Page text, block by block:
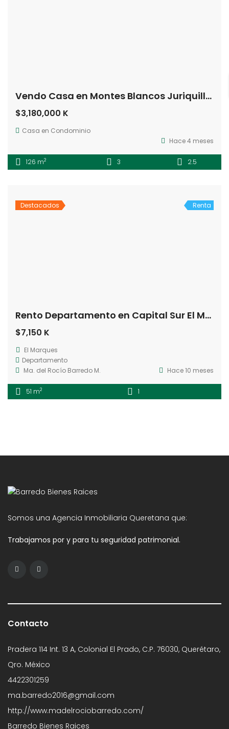
Vendo Casa en Montes Blancos Juriquilla Querétaro
$3,180,000 K
Casa en Condominio
Hace 4 meses
126 m2 3 2.5
Destacados Renta
Rento Departamento en Capital Sur El Marques Querétaro
$7,150 K
El Marques
Departamento
Ma. del Rocío Barredo M.
Hace 10 meses
51 m2 1
Somos una Agencia Inmobiliaria Queretana que:
Trabajamos por y para tu seguridad patrimonial.
Contacto
Pradera 114 Int. 13 A, Colonial El Prado, C.P. 76030, Querétaro,
Qro. México
4422301259
ma.barredo2016@gmail.com
http://www.madelrociobarredo.com/
Barredo Bienes Raices